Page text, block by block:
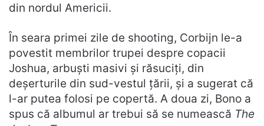
din nordul Americii.
În seara primei zile de shooting, Corbijn le-a
povestit membrilor trupei despre copacii
Joshua, arbuști masivi și răsuciți, din
deșerturile din sud-vestul țării, și a sugerat că
l-ar putea folosi pe copertă. A doua zi, Bono a
spus că albumul ar trebui să se numească The